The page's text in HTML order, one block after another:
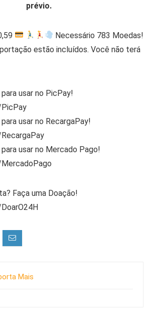
prévio.
Necessário 783 Moedas!
estão incluídos. Você não terá
usar no PicPay!
usar no RecargaPay!
para usar no Mercado Pago!
Faça uma Doação!
Mais